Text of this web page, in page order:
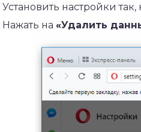
Установить настройки
Нажать на «Удалить